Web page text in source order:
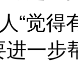
“觉得
进一